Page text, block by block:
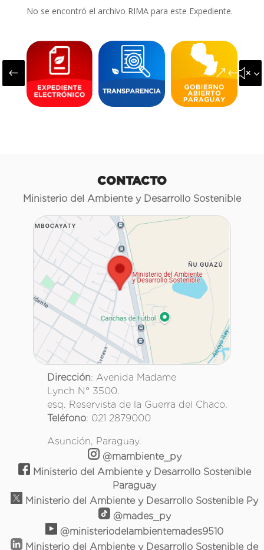
No se encontró el archivo RIMA para este Expediente.
#
CONTACTO
Ministerio del Ambiente y Desarrollo Sostenible
Dirección: Avenida Madame
Lynch N° 3500.
esq. Reservista de la Guerra del Chaco.
Teléfono: 021 2879000
Asunción, Paraguay.
@mambiente_py
Ministerio del Ambiente y Desarrollo Sostenible
Paraguay
Ministerio del Ambiente y Desarrollo Sostenible Py
@mades_py
@ministeriodelambientemades9510
Ministerio del Ambiente y Desarrollo Sostenible de